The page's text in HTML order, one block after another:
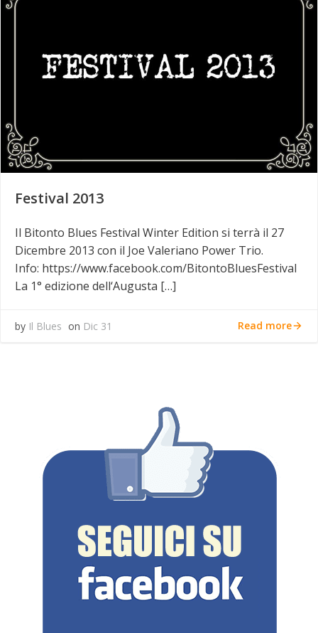
Festival 2013
Il Bitonto Blues Festival Winter Edition si terrà il 27
Dicembre 2013 con il Joe Valeriano Power Trio.
Info: https://www.facebook.com/BitontoBluesFestival
La 1° edizione dell‘Augusta […]
by Il Blues on Dic 31 Read more